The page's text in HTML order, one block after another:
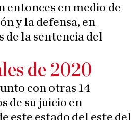
en medio de
y la defensa, en
de la sentencia del
de 2020
con otras 14
de su juicio en